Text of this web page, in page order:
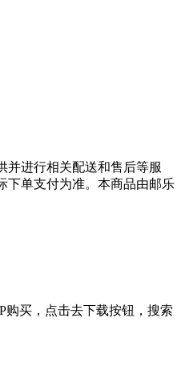
并进行相关配送和售后等服
下单支付为准。本商品由邮乐
购买，点击去下载按钮，搜索